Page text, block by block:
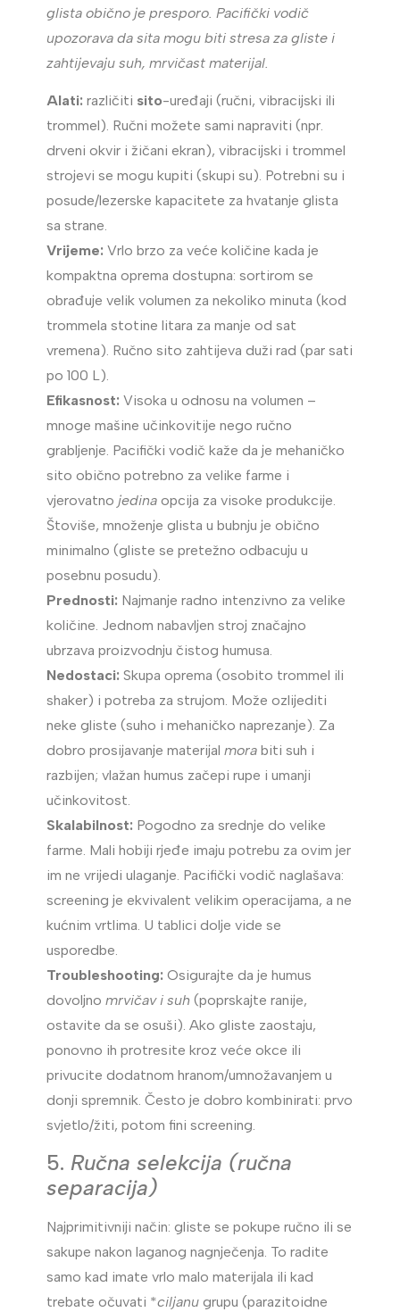
glista obično je presporo. Pacifički vodič
upozorava da sita mogu biti stresa za gliste i
zahtijevaju suh, mrvičast materijal.
Alati: različiti sito-uređaji (ručni, vibracijski ili
trommel). Ručni možete sami napraviti (npr.
drveni okvir i žičani ekran), vibracijski i trommel
strojevi se mogu kupiti (skupi su). Potrebni su i
posude/lezerske kapacitete za hvatanje glista
sa strane.
Vrijeme: Vrlo brzo za veće količine kada je
kompaktna oprema dostupna: sortirom se
obrađuje velik volumen za nekoliko minuta (kod
trommela stotine litara za manje od sat
vremena). Ručno sito zahtijeva duži rad (par sati
po 100 L).
Efikasnost: Visoka u odnosu na volumen –
mnoge mašine učinkovitije nego ručno
grabljenje. Pacifički vodič kaže da je mehaničko
sito obično potrebno za velike farme i
vjerovatnojedina opcija za visoke produkcije.
Štoviše, množenje glista u bubnju je obično
minimalno (gliste se pretežno odbacuju u
posebnu posudu).
Prednosti: Najmanje radno intenzivno za velike
količine. Jednom nabavljen stroj značajno
ubrzava proizvodnju čistog humusa.
Nedostaci: Skupa oprema (osobito trommel ili
shaker) i potreba za strujom. Može ozlijediti
neke gliste (suho i mehaničko naprezanje). Za
dobro prosijavanje materijalmora biti suh i
razbijen; vlažan humus začepi rupe i umanji
učinkovitost.
Skalabilnost: Pogodno za srednje do velike
farme. Mali hobiji rjeđe imaju potrebu za ovim jer
im ne vrijedi ulaganje. Pacifički vodič naglašava:
screening je ekvivalent velikim operacijama, a ne
kućnim vrtlima. U tablici dolje vide se
usporedbe.
Troubleshooting: Osigurajte da je humus
dovoljnomrvičav i suh (poprskajte ranije,
ostavite da se osuši). Ako gliste zaostaju,
ponovno ih protresite kroz veće okce ili
privucite dodatnom hranom/umnožavanjem u
donji spremnik. Često je dobro kombinirati: prvo
svjetlo/žiti, potom fini screening.
5.Ručna selekcija (ručna
separacija)
Najprimitivniji način: gliste se pokupe ručno ili se
sakupe nakon laganog nagnječenja. To radite
samo kad imate vrlo malo materijala ili kad
trebate očuvati *ciljanu grupu (parazitoidne